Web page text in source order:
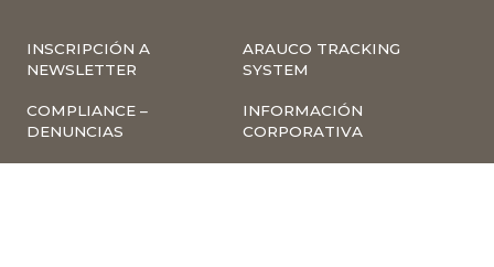
INSCRIPCIÓN A
NEWSLETTER
ARAUCO TRACKING
SYSTEM
COMPLIANCE –
DENUNCIAS
INFORMACIÓN
CORPORATIVA